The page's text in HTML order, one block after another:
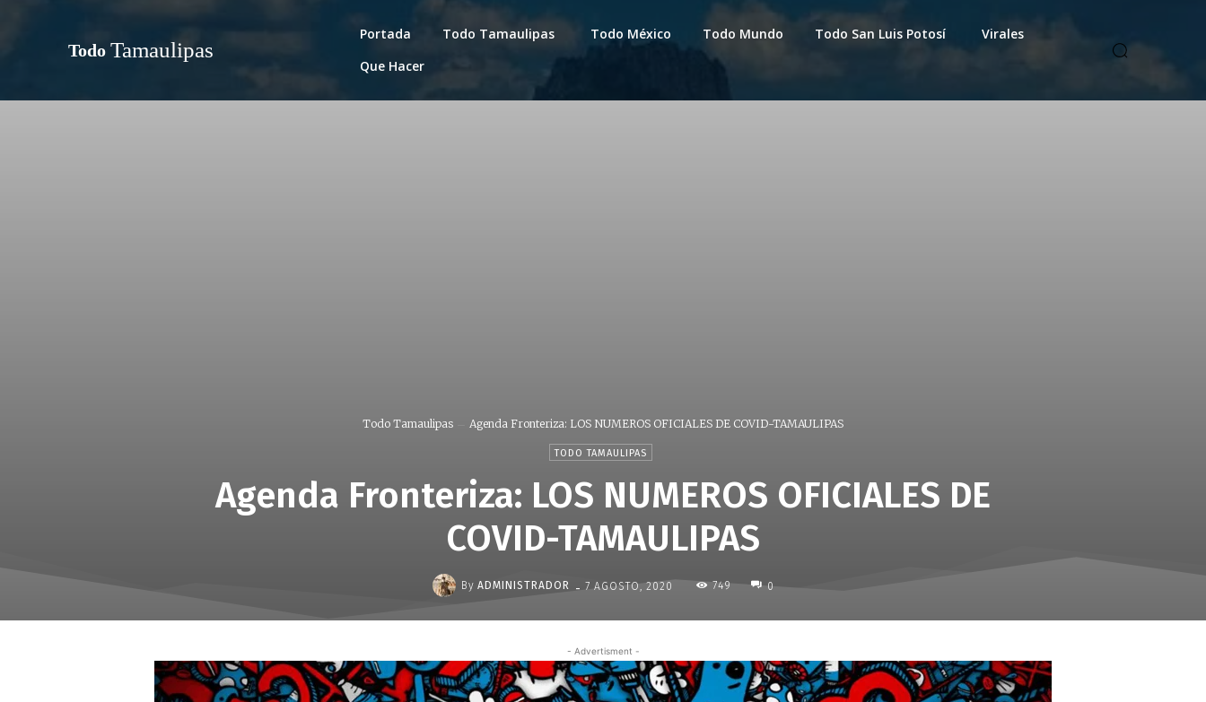
Todo Tamaulipas
Portada Todo Tamaulipas Todo México Todo Mundo Todo San Luis Potosí
Virales
Que Hacer
Todo Tamaulipas Agenda Fronteriza: LOS NUMEROS OFICIALES DE COVID-TAMAULIPAS
TODO TAMAULIPAS
Agenda Fronteriza: LOS NUMEROS OFICIALES DE
COVID-TAMAULIPAS
By ADMINISTRADOR - 7 AGOSTO, 2020 749 0
- Advertisment -